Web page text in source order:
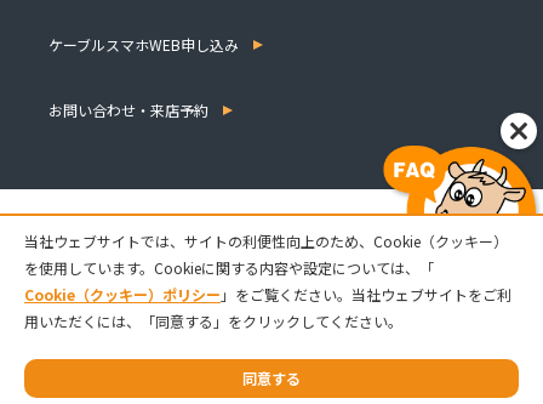
ケーブルスマホWEB申し込み
お問い合わせ・来店予約
© 2021 Matsusaka CATV Station Co.,Ltd.
当社ウェブサイトでは、サイトの利便性向上のため、Cookie（クッキー）
を使用しています。Cookieに関する内容や設定については、「
Cookie（クッキー）ポリシー 」をご覧ください。当社ウェブサイトをご利
用いただくには、「同意する」をクリックしてください。
同意する